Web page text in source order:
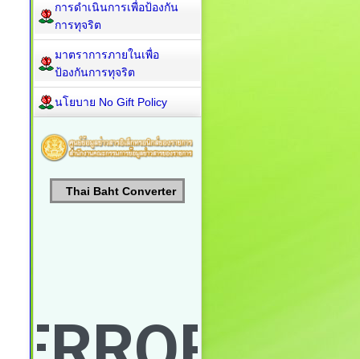
การดำเนินการเพื่อป้องกัน
การทุจริต
มาตราการภายในเพื่อ
ป้องกันการทุจริต
นโยบาย No Gift Policy
Thai Baht Converter